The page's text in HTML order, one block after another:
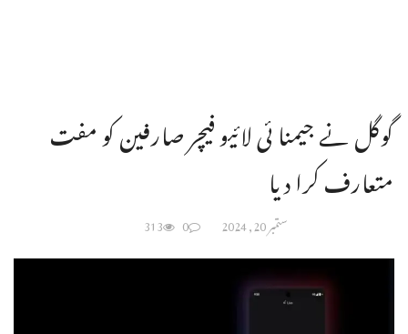
گوگل نے جیمنا ئی لائیو فیچر صارفین کو مفت
متعارف کرا دیا
ستمبر 20, 2024 0
313